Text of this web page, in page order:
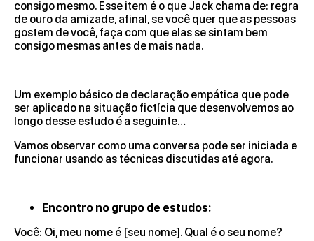
consigo mesmo. Esse item é o que Jack chama de: regra
de ouro da amizade, afinal, se você quer que as pessoas
gostem de você, faça com que elas se sintam bem
consigo mesmas antes de mais nada.
Um exemplo básico de declaração empática que pode
ser aplicado na situação fictícia que desenvolvemos ao
longo desse estudo é a seguinte…
Vamos observar como uma conversa pode ser iniciada e
funcionar usando as técnicas discutidas até agora.
Encontro no grupo de estudos:
Você: Oi, meu nome é [seu nome]. Qual é o seu nome?